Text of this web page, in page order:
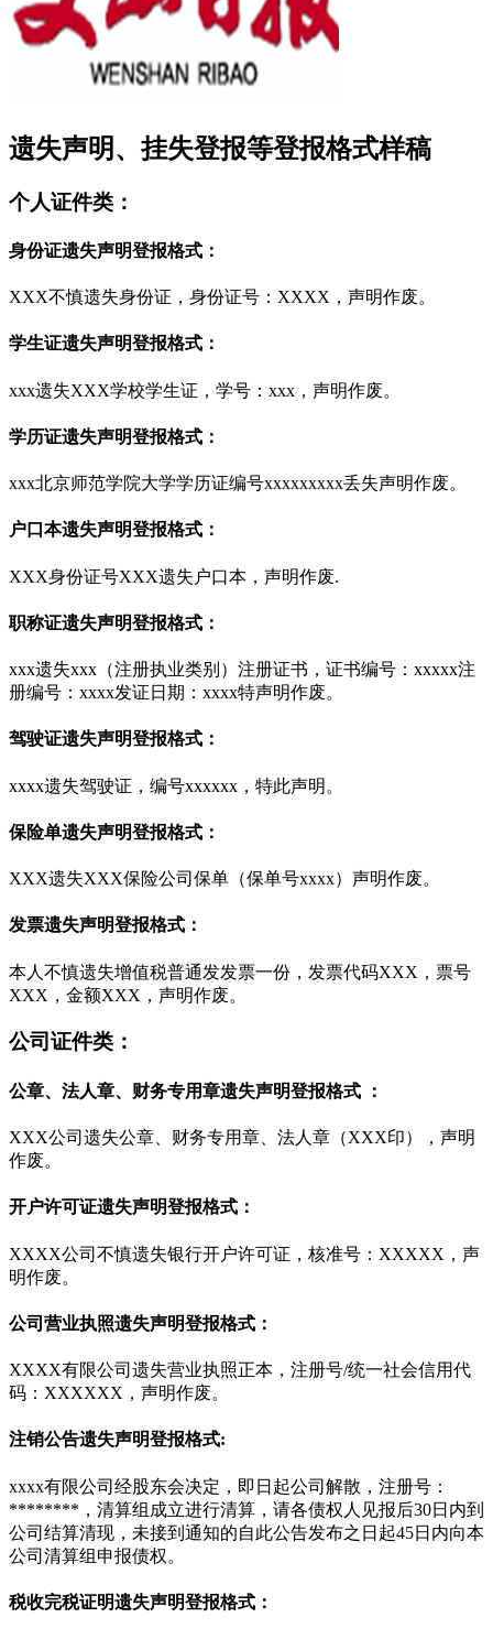
遗失声明、挂失登报等登报格式样稿
个人证件类：
身份证遗失声明登报格式：
XXX不慎遗失身份证，身份证号：XXXX，声明作废。
学生证遗失声明登报格式：
xxx遗失XXX学校学生证，学号：xxx，声明作废。
学历证遗失声明登报格式：
xxx北京师范学院大学学历证编号xxxxxxxxx丢失声明作废。
户口本遗失声明登报格式：
XXX身份证号XXX遗失户口本，声明作废.
职称证遗失声明登报格式：
xxx遗失xxx（注册执业类别）注册证书，证书编号：xxxxx注
册编号：xxxx发证日期：xxxx特声明作废。
驾驶证遗失声明登报格式：
xxxx遗失驾驶证，编号xxxxxx，特此声明。
保险单遗失声明登报格式：
XXX遗失XXX保险公司保单（保单号xxxx）声明作废。
发票遗失声明登报格式：
本人不慎遗失增值税普通发发票一份，发票代码XXX，票号
XXX，金额XXX，声明作废。
公司证件类：
公章、法人章、财务专用章遗失声明登报格式 ：
XXX公司遗失公章、财务专用章、法人章（XXX印），声明
作废。
开户许可证遗失声明登报格式：
XXXX公司不慎遗失银行开户许可证，核准号：XXXXX，声
明作废。
公司营业执照遗失声明登报格式：
XXXX有限公司遗失营业执照正本，注册号/统一社会信用代
码：XXXXXX，声明作废。
注销公告遗失声明登报格式:
xxxx有限公司经股东会决定，即日起公司解散，注册号：
********，清算组成立进行清算，请各债权人见报后30日内到
公司结算清现，未接到通知的自此公告发布之日起45日内向本
公司清算组申报债权。
税收完税证明遗失声明登报格式：